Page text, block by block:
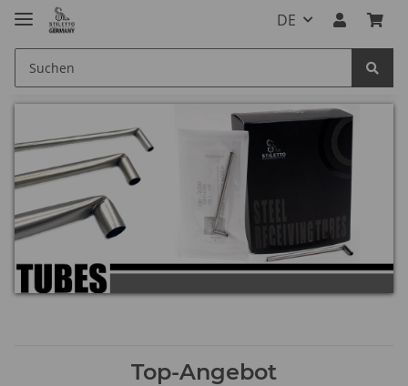
DE
Top-Angebot